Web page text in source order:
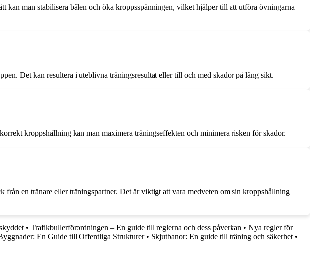
kan man stabilisera bålen och öka kroppsspänningen, vilket hjälper till att utföra övningarna
Det kan resultera i uteblivna träningsresultat eller till och med skador på lång sikt.
kroppshållning kan man maximera träningseffekten och minimera risken för skador.
en tränare eller träningspartner. Det är viktigt att vara medveten om sin kroppshållning
• Trafikbullerförordningen – En guide till reglerna och dess påverkan • Nya regler för
En Guide till Offentliga Strukturer• Skjutbanor: En guide till träning och säkerhet •